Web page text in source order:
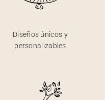
Diseños únicos y
personalizables